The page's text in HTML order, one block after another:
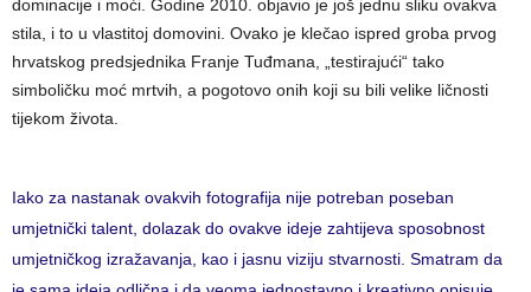
dominacije i moći. Godine 2010. objavio je još jednu sliku ovakva
stila, i to u vlastitoj domovini. Ovako je klečao ispred groba prvog
hrvatskog predsjednika Franje Tuđmana, „testirajući“ tako
simboličku moć mrtvih, a pogotovo onih koji su bili velike ličnosti
tijekom života.
Iako za nastanak ovakvih fotografija nije potreban poseban
umjetnički talent, dolazak do ovakve ideje zahtijeva sposobnost
umjetničkog izražavanja, kao i jasnu viziju stvarnosti. Smatram da